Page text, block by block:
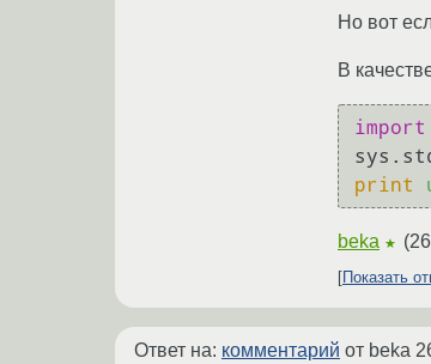
Но вот
В
import
print
beka ★ (
Показать
Ответ на: комментарий от beka